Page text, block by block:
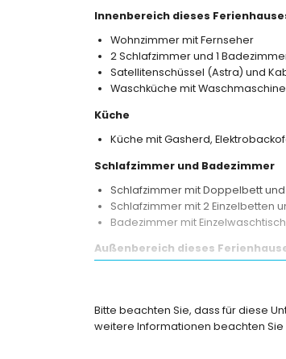
Innenbereich dieses
Wohnzimmer mit Fernseher
2 Schlafzimmer und 1
Satellitenschüssel (Astra) und
Waschküche mit
Küche
Küche mit Gasherd,
Schlafzimmer und Badezimmer
Schlafzimmer mit Doppelbett
Schlafzimmer mit 2 Einzelbetten
Badezimmer mit
Außenbereich dieses
2 überdachte Terrassen
Grill
Bitte beachten Sie, dass für diese
weitere Informationen beachten